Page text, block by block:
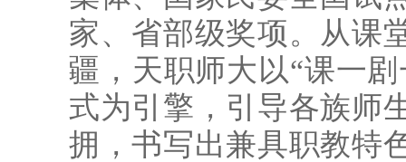
家、省部级奖项。从课
疆，天职师大以“课一
式为引擎，引导各族师
拥，书写出兼具职教特